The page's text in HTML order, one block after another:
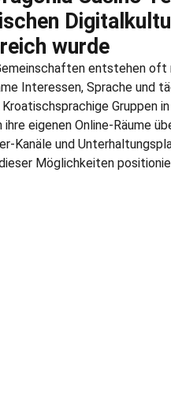
wurde
entstehen oft
Interessen, Sprache und
Kroatischsprachige Gruppen
eigenen Online-Räume
Kanäle und
Möglichkeiten